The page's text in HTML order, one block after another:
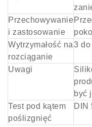
Przechowywanie
i zastosowanie
Wytrzymałość na
rozciąganie
3 do
Uwagi
być
Test pod kątem
poślizgnięć
DIN